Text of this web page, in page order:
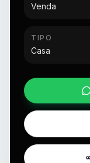
Venda
TIPO
Casa